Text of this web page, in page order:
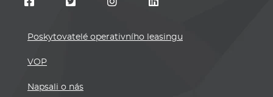
Poskytovatelé operativního leasingu
VOP
Napsali o nás